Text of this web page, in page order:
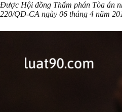
Được Hội đồng Thẩm phán Tòa án
220/QĐ-CA ngày 06 tháng 4 năm